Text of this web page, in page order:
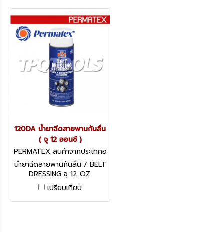
120DA น้ำยาฉีดสายพานกันลื่น
( จุ 12 ออนซ์ )
PERMATEX สินค้าจากประเทศอ
เมริกา 120DA
น้ำยาฉีดสายพานกันลื่น / BELT
DRESSING จุ 12 OZ.
เปรียบเทียบ